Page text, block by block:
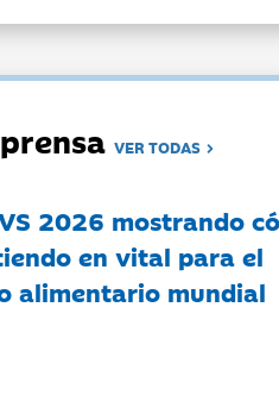
VER TODAS
2026 mostrando
en vital para el
alimentario mundial